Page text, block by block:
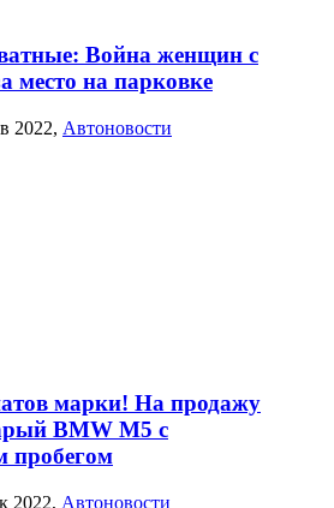
Война женщин с
место на парковке
2022, Автоновости
марки! На продажу
BMW M5 с
2022, Автоновости